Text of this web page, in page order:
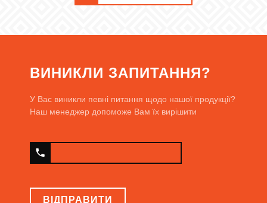
ВИНИКЛИ ЗАПИТАННЯ?
У Вас виникли певні питання щодо нашої продукції?
Наш менеджер допоможе Вам їх вирішити
ВІДПРАВИТИ